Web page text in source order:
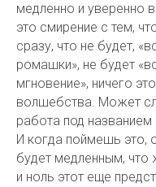
медленно и уверенно
это смирение с тем,
сразу, что не будет,
ромашки», не будет
мгновение», ничего
волшебства. Может
работа под
И когда поймешь это,
будет медленным, что
и ноль этот еще